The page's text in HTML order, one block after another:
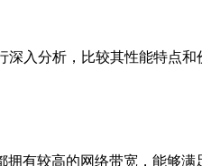
入分析，比较其性能特点和
有较高的网络带宽，能够满